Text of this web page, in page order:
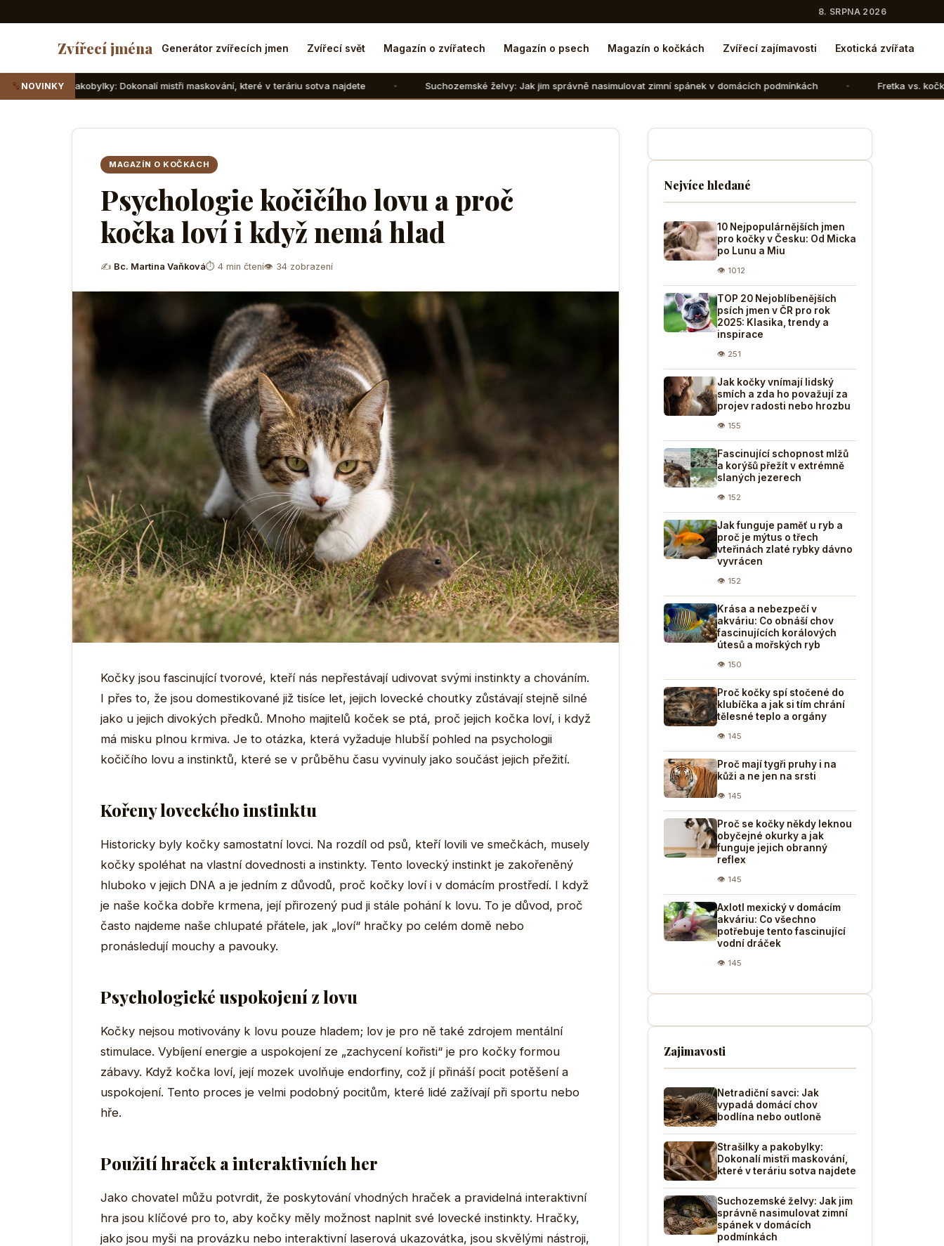
8. SRPNA 2026
Zvířecí jména Generátor zvířecích jmen Zvířecí svět Magazín o zvířatech Magazín o psech Magazín o kočkách Zvířecí zajímavosti Exotická zvířata
NOVINKY
Dokonalí mistři maskování, které v teráriu sotva najdete Suchozemské želvy: Jak jim správně nasimulovat zimní spánek v domácích podmínkách Fretka vs. kočka: V čem se liší
MAGAZÍN O KOČKÁCH
Psychologie kočičího lovu a proč
kočka loví i když nemá hlad
✍ Bc. Martina Vaňková⏱ 4 min čtení👁 34 zobrazení
Kočky jsou fascinující tvorové, kteří nás nepřestávají udivovat svými instinkty a chováním.
I přes to, že jsou domestikované již tisíce let, jejich lovecké choutky zůstávají stejně silné
jako u jejich divokých předků. Mnoho majitelů koček se ptá, proč jejich kočka loví, i když
má misku plnou krmiva. Je to otázka, která vyžaduje hlubší pohled na psychologii
kočičího lovu a instinktů, které se v průběhu času vyvinuly jako součást jejich přežití.
Kořeny loveckého instinktu
Historicky byly kočky samostatní lovci. Na rozdíl od psů, kteří lovili ve smečkách, musely
kočky spoléhat na vlastní dovednosti a instinkty. Tento lovecký instinkt je zakořeněný
hluboko v jejich DNA a je jedním z důvodů, proč kočky loví i v domácím prostředí. I když
je naše kočka dobře krmena, její přirozený pud ji stále pohání k lovu. To je důvod, proč
často najdeme naše chlupaté přátele, jak „loví“ hračky po celém domě nebo
pronásledují mouchy a pavouky.
Psychologické uspokojení z lovu
Kočky nejsou motivovány k lovu pouze hladem; lov je pro ně také zdrojem mentální
stimulace. Vybíjení energie a uspokojení ze „zachycení kořisti“ je pro kočky formou
zábavy. Když kočka loví, její mozek uvolňuje endorfiny, což jí přináší pocit potěšení a
uspokojení. Tento proces je velmi podobný pocitům, které lidé zažívají při sportu nebo
hře.
Použití hraček a interaktivních her
Jako chovatel můžu potvrdit, že poskytování vhodných hraček a pravidelná interaktivní
hra jsou klíčové pro to, aby kočky měly možnost naplnit své lovecké instinkty. Hračky,
jako jsou myši na provázku nebo interaktivní laserová ukazovátka, jsou skvělými nástroji,
Nejvíce hledané
10 Nejpopulárnějších jmen
pro kočky v Česku: Od Micka
po Lunu a Miu
👁 1012
TOP 20 Nejoblíbenějších
psích jmen v ČR pro rok
2025: Klasika, trendy a
inspirace
👁 251
Jak kočky vnímají lidský
smích a zda ho považují za
projev radosti nebo hrozbu
👁 155
Fascinující schopnost mlžů
a korýšů přežít v extrémně
slaných jezerech
👁 152
Jak funguje paměť u ryb a
proč je mýtus o třech
vteřinách zlaté rybky dávno
vyvrácen
👁 152
Krása a nebezpečí v
akváriu: Co obnáší chov
fascinujících korálových
útesů a mořských ryb
👁 150
Proč kočky spí stočené do
klubíčka a jak si tím chrání
tělesné teplo a orgány
👁 145
Proč mají tygři pruhy i na
kůži a ne jen na srsti
👁 145
Proč se kočky někdy leknou
obyčejné okurky a jak
funguje jejich obranný
reflex
👁 145
Axlotl mexický v domácím
akváriu: Co všechno
potřebuje tento fascinující
vodní dráček
👁 145
Zajimavosti
Netradiční savci: Jak
vypadá domácí chov
bodlína nebo outloně
Strašilky a pakobylky:
Dokonalí mistři maskování,
které v teráriu sotva najdete
Suchozemské želvy: Jak jim
správně nasimulovat zimní
spánek v domácích
podmínkách